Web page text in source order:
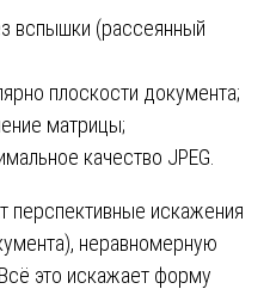
вспышки (рассеянный
плоскости документа;
матрицы;
качество JPEG.
перспективные искажения
неравномерную
это искажает форму